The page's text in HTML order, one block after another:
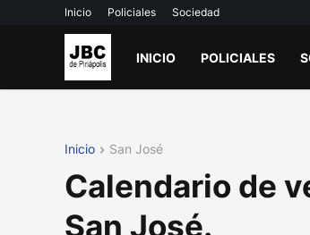
Inicio Policiales Sociedad
INICIO POLICIALES
Inicio San José
Calendario de
San José.